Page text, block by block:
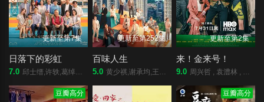
更新至第7集
日落下的彩虹
7.0 邱士缙,许轶,葛绰瑶,唐诗咏,潘灿良,许博文,夏雨,郭锋,吴浣仪,周家怡,梁业,栢天男,黃奕晨,陈欣妍,何洛瑶,苏文涛
更新至第252集
百味人生
5.0 黄少祺,谢承均,王振复,江宏恩,陈珮骐,王乐妍,窦智孔,江国宾,岳虹,张琴,黄玉荣,德馨,星卉,刘晓忆,马幼兴,林佑星,陈小菁,苗真,林萱瑜,陈谦文‬,韩宜邦,李睿绅,邱子芯,游诗璟,周宜霈,赖郁庭,郭亚棠,刘书宏,陈素珍,刘汉强,王岳丰,黄圆元,王上豪,蔡力谦,王希华,安伯政 Charks
更新至第2集
来！金来号！
9.0 周兴哲 , 袁澧林 , 邵雨薇 , 林思宇 , 黄冠智 , 王识贤 , 林敬伦 , 吴思贤 , 叶子绮
豆瓣高分 豆瓣高分